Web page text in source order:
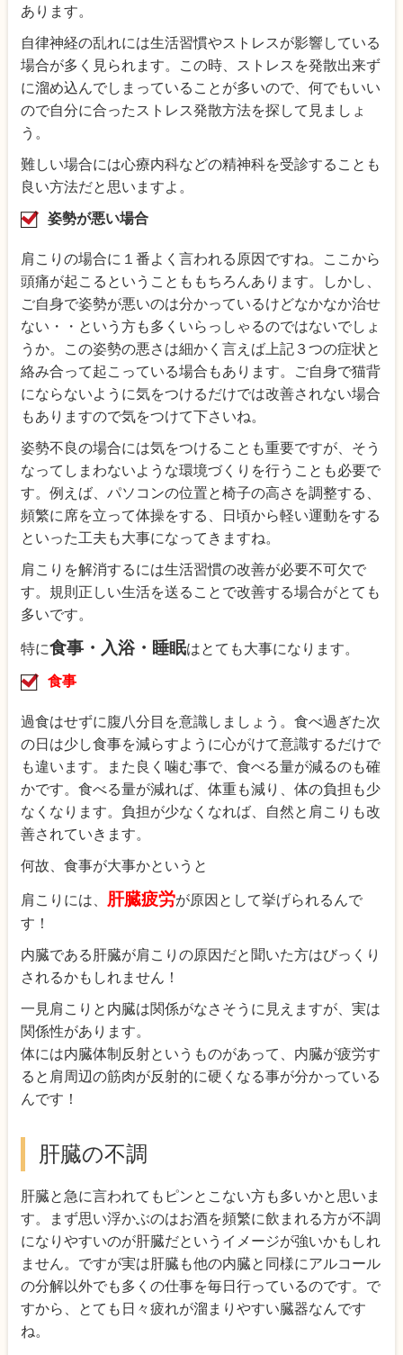
あります。
自律神経の乱れには生活習慣やストレスが影響している
場合が多く見られます。この時、ストレスを発散出来ず
に溜め込んでしまっていることが多いので、何でもいい
ので自分に合ったストレス発散方法を探して見ましょ
う。
難しい場合には心療内科などの精神科を受診することも
良い方法だと思いますよ。
姿勢が悪い場合
肩こりの場合に１番よく言われる原因ですね。ここから
頭痛が起こるということももちろんあります。しかし、
ご自身で姿勢が悪いのは分かっているけどなかなか治せ
ない・・という方も多くいらっしゃるのではないでしょ
うか。この姿勢の悪さは細かく言えば上記３つの症状と
絡み合って起こっている場合もあります。ご自身で猫背
にならないように気をつけるだけでは改善されない場合
もありますので気をつけて下さいね。
姿勢不良の場合には気をつけることも重要ですが、そう
なってしまわないような環境づくりを行うことも必要で
す。例えば、パソコンの位置と椅子の高さを調整する、
頻繁に席を立って体操をする、日頃から軽い運動をする
といった工夫も大事になってきますね。
肩こりを解消するには生活習慣の改善が必要不可欠で
す。規則正しい生活を送ることで改善する場合がとても
多いです。
特に食事・入浴・睡眠はとても大事になります。
食事
過食はせずに腹八分目を意識しましょう。食べ過ぎた次
の日は少し食事を減らすように心がけて意識するだけで
も違います。また良く噛む事で、食べる量が減るのも確
かです。食べる量が減れば、体重も減り、体の負担も少
なくなります。負担が少なくなれば、自然と肩こりも改
善されていきます。
何故、食事が大事かというと
肩こりには、 肝臓疲労が原因として挙げられるんで
す！
内臓である肝臓が肩こりの原因だと聞いた方はびっくり
されるかもしれません！
一見肩こりと内臓は関係がなさそうに見えますが、実は
関係性があります。
体には内臓体制反射というものがあって、内臓が疲労す
ると肩周辺の筋肉が反射的に硬くなる事が分かっている
んです！
肝臓の不調
肝臓と急に言われてもピンとこない方も多いかと思いま
す。まず思い浮かぶのはお酒を頻繁に飲まれる方が不調
になりやすいのが肝臓だというイメージが強いかもしれ
ません。ですが実は肝臓も他の内臓と同様にアルコール
の分解以外でも多くの仕事を毎日行っているのです。で
すから、とても日々疲れが溜まりやすい臓器なんです
ね。